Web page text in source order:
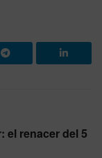
el renacer del 5